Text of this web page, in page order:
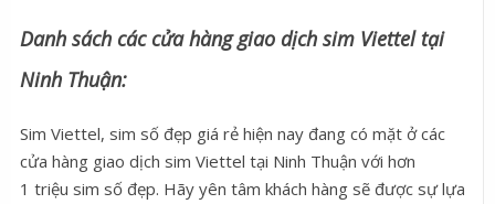
Danh sách các cửa hàng giao dịch sim Viettel tại
Ninh Thuận:
Sim Viettel, sim số đẹp giá rẻ hiện nay đang có mặt ở các
cửa hàng giao dịch sim Viettel tại Ninh Thuận với hơn
1 triệu sim số đẹp. Hãy yên tâm khách hàng sẽ được sự lựa